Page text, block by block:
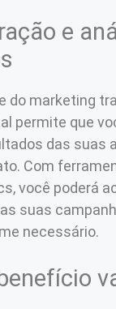
e
do marketing
permite que
das suas
Com
você poderá
suas
necessário.